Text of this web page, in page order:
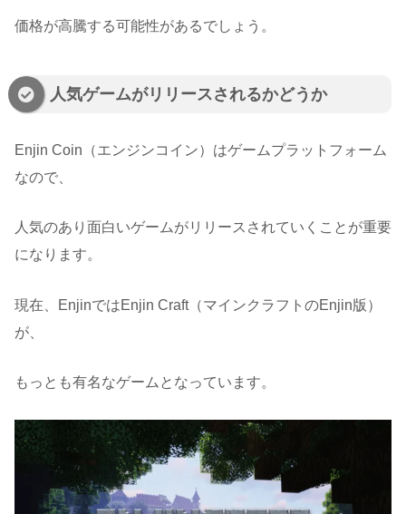
価格が高騰する可能性があるでしょう。
人気ゲームがリリースされるかどうか
Enjin Coin（エンジンコイン）はゲームプラットフォーム
なので、
人気のあり面白いゲームがリリースされていくことが重要
になります。
現在、EnjinではEnjin Craft（マインクラフトのEnjin版）
が、
もっとも有名なゲームとなっています。